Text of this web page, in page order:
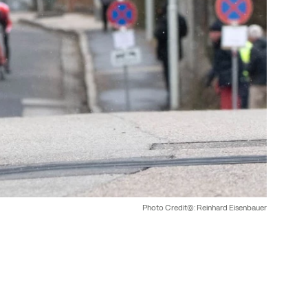
Photo Credit©: Reinhard Eisenbauer